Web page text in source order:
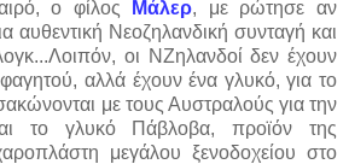
ο φίλος
Μάλερ, με ρώτησε αν
Νεοζηλανδική συνταγή και
οι ΝΖηλανδοί δεν έχουν
αλλά έχουν ένα γλυκό, για το
με τους Αυστραλούς για την
το γλυκό Πάβλοβα, προϊόν της
μεγάλου ξενοδοχείου στο